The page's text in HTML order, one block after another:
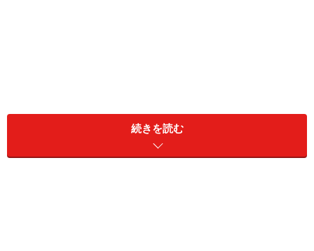
続きを読む